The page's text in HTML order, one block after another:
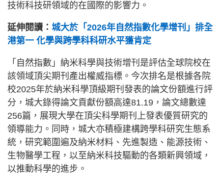
技術科技研領域的在國際的影響力。
延伸閱讀： 城大於「2026年自然指數化學增刊」排全
港第一 化學與跨學科科研水平獲肯定
「自然指數」納米科學與技術增刊是評估全球院校在
該領域頂尖期刊產出權威指標。今次排名是根據各院
校2025年於納米科學頂級期刊發表的論文份額進行評
分，城大錄得論文貢獻份額高達81.19，論文總數達
256篇，展現大學在頂尖科學期刊上發表優質研究的
領導能力。同時，城大亦積極建構跨學科研究生態系
統，研究範圍遍及納米材料、先進製造、能源技術、
生物醫學工程，以至納米科技驅動的各類新興領域，
以推動科學的進步。